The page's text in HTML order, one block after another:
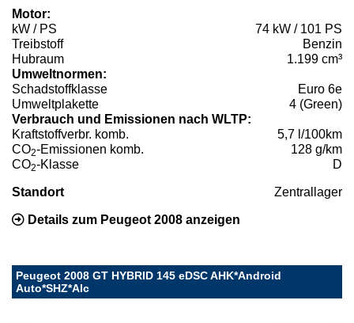
Motor:
kW / PS
74 kW / 101 PS
Treibstoff
Benzin
Hubraum
1.199 cm³
Umweltnormen:
Schadstoffklasse
Euro 6e
Umweltplakette
4 (Green)
Verbrauch und Emissionen nach WLTP:
Kraftstoffverbr. komb.
5,7 l/100km
CO2-Emissionen komb.
128 g/km
CO2-Klasse D
Standort Zentrallager
Details zum Peugeot 2008 anzeigen
Peugeot 2008 GT HYBRID 145 eDSC AHK*Android
Auto*SHZ*Alc